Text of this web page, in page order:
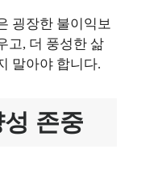
굉장한 불이익보
고, 더 풍성한 삶
말아야 합니다.
존중